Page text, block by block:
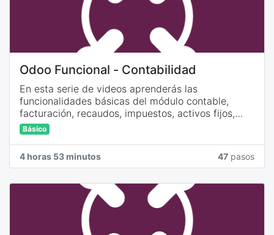
Odoo Funcional - Contabilidad
En esta serie de videos aprenderás las
funcionalidades básicas del módulo contable,
facturación, recaudos, impuestos, activos fijos,
asientos contables...
Básico
4 horas 53 minutos 47 pasos